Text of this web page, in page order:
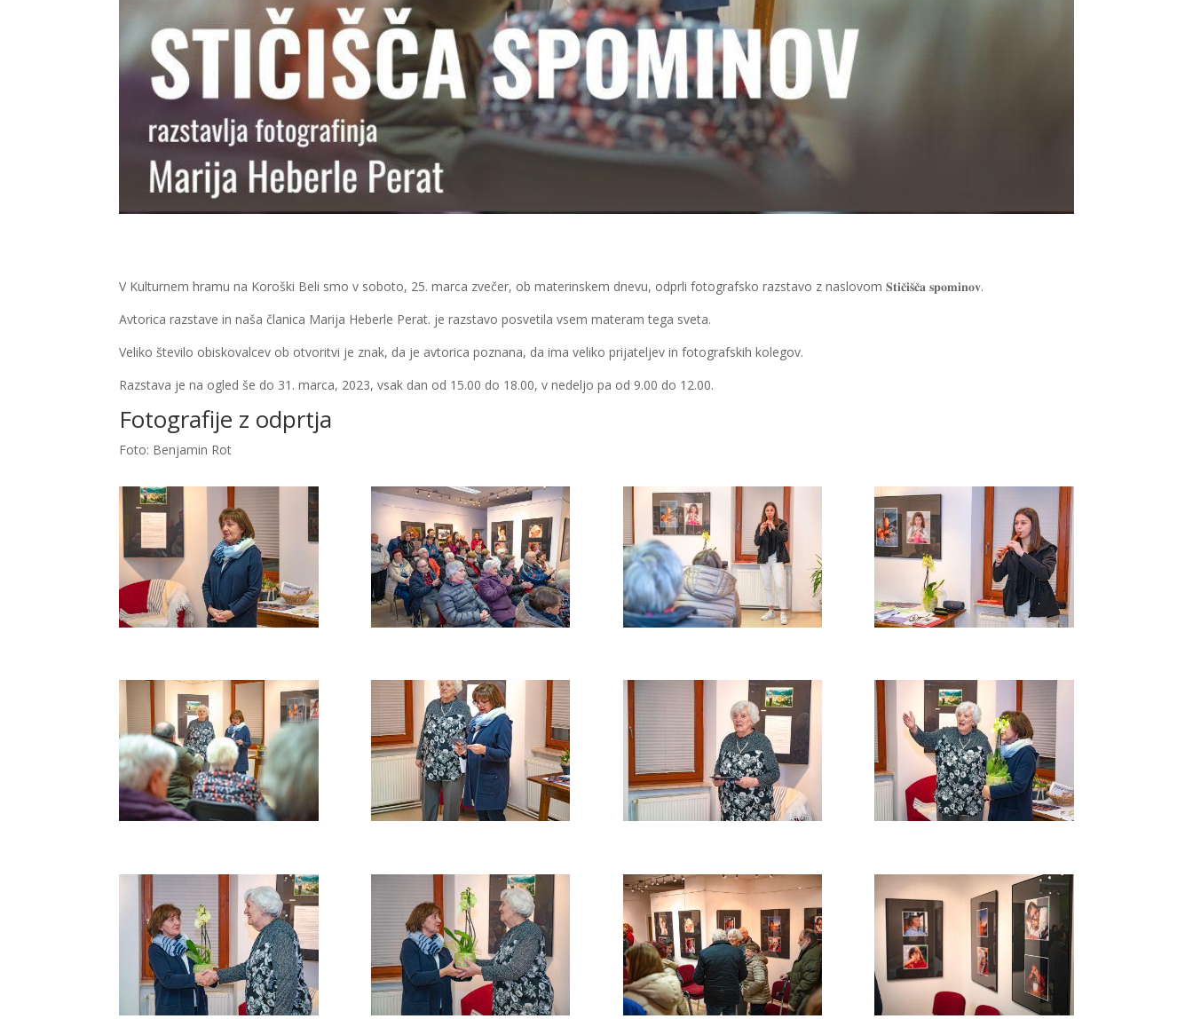
V Kulturnem hramu na Koroški Beli smo v soboto, 25. marca zvečer, ob materinskem dnevu, odprli fotografsko razstavo z naslovom 𝐒𝐭𝐢𝐜̌𝐢𝐬̌𝐜̌𝐚 𝐬𝐩𝐨𝐦𝐢𝐧𝐨𝐯.
Avtorica razstave in naša članica Marija Heberle Perat. je razstavo posvetila vsem materam tega sveta.
Veliko število obiskovalcev ob otvoritvi je znak, da je avtorica poznana, da ima veliko prijateljev in fotografskih kolegov.
Razstava je na ogled še do 31. marca, 2023, vsak dan od 15.00 do 18.00, v nedeljo pa od 9.00 do 12.00.
Fotografije z odprtja
Foto: Benjamin Rot